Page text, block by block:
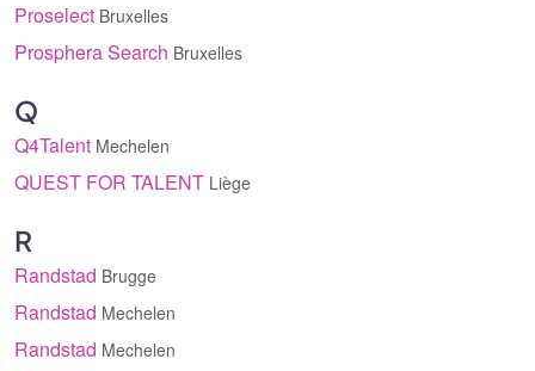
Proselect Bruxelles
Prosphera Search Bruxelles
Q
Q4Talent Mechelen
QUEST FOR TALENT Liège
R
Randstad Brugge
Randstad Mechelen
Randstad Mechelen